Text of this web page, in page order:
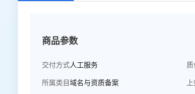
商品参数
交付方式人工服务
所属类目域名与资质备案